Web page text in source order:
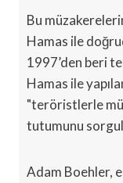
Bu
Hamas ile
1997’den beri
Hamas ile
"teröristlerle
tutumunu
Adam Boehler,